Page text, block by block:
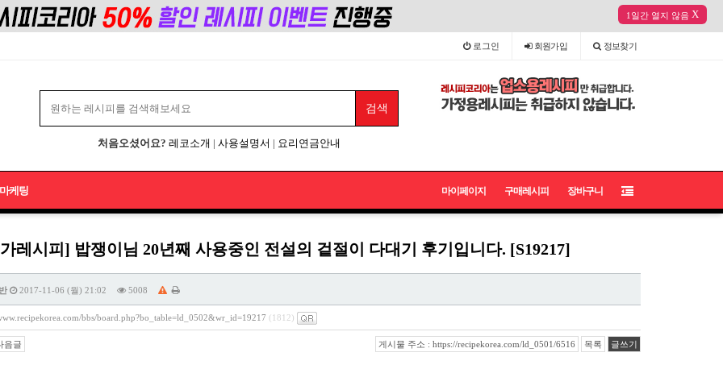
1일간 열지 않음 X
로그인 회원가입 정보찾기
처음오셨어요? 레코소개 | 사용설명서 | 요리연금안내
마이페이지 구매레시피 장바구니
마케팅
레시피] 밥쟁이님 20년째 사용중인 전설의 겉절이 다대기 후기입니다. [S19217]
2017-11-06 (월) 21:02 5008
bbs/board.php?bo_table=ld_0502&wr_id=19217 (1812)
음글 게시물 주소 : https://recipekorea.com/ld_0501/6516 목록 글쓰기